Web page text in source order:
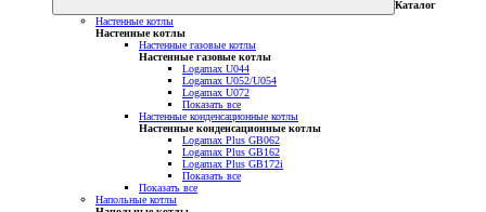
Каталог
Настенные котлы
Настенные котлы
Настенные газовые котлы
Настенные газовые котлы
Logamax U044
Logamax U052/U054
Logamax U072
Показать все
Настенные конденсационные котлы
Настенные конденсационные котлы
Logamax Plus GB062
Logamax Plus GB162
Logamax Plus GB172i
Показать все
Показать все
Напольные котлы